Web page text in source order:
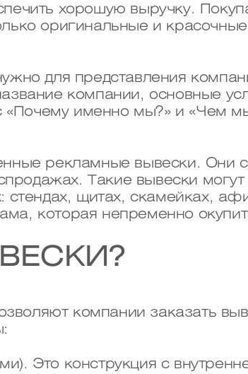
хорошую выручку.
оригинальные и
для представления
компании, основные
«Почему именно мы?» и «Чем
рекламные вывески. Они
Такие вывески
стендах, щитах, скамейках,
которая непременно
компании заказать
Это конструкция с